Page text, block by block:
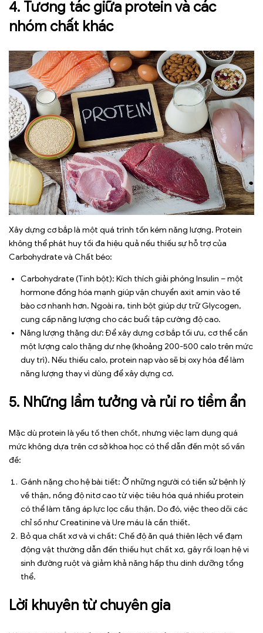
4. Tương tác giữa protein và các
nhóm chất khác
Xây dựng cơ bắp là một quá trình tốn kém năng lượng. Protein
không thể phát huy tối đa hiệu quả nếu thiếu sự hỗ trợ của
Carbohydrate và Chất béo:
Carbohydrate (Tinh bột): Kích thích giải phóng Insulin – một
hormone đồng hóa mạnh giúp vận chuyển axit amin vào tế
bào cơ nhanh hơn. Ngoài ra, tinh bột giúp dự trữ Glycogen,
cung cấp năng lượng cho các buổi tập cường độ cao.
Năng lượng thặng dư: Để xây dựng cơ bắp tối ưu, cơ thể cần
một lượng calo thặng dư nhẹ (khoảng 200-500 calo trên mức
duy trì). Nếu thiếu calo, protein nạp vào sẽ bị oxy hóa để làm
năng lượng thay vì dùng để xây dựng cơ.
5. Những lầm tưởng và rủi ro tiềm ẩn
Mặc dù protein là yếu tố then chốt, nhưng việc lạm dụng quá
mức không dựa trên cơ sở khoa học có thể dẫn đến một số vấn
đề:
Gánh nặng cho hệ bài tiết: Ở những người có tiền sử bệnh lý
về thận, nồng độ nitơ cao từ việc tiêu hóa quá nhiều protein
có thể làm tăng áp lực lọc cầu thận. Do đó, việc theo dõi các
chỉ số như Creatinine và Ure máu là cần thiết.
Bỏ qua chất xơ và vi chất: Chế độ ăn quá thiên lệch về đạm
động vật thường dẫn đến thiếu hụt chất xơ, gây rối loạn hệ vi
sinh đường ruột và giảm khả năng hấp thu dinh dưỡng tổng
thể.
Lời khuyên từ chuyên gia